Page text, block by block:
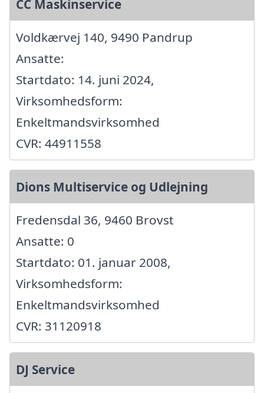
CC Maskinservice
Voldkærvej 140, 9490 Pandrup
Ansatte:
Startdato: 14. juni 2024,
Virksomhedsform:
Enkeltmandsvirksomhed
CVR: 44911558
Dions Multiservice og Udlejning
Fredensdal 36, 9460 Brovst
Ansatte: 0
Startdato: 01. januar 2008,
Virksomhedsform:
Enkeltmandsvirksomhed
CVR: 31120918
DJ Service